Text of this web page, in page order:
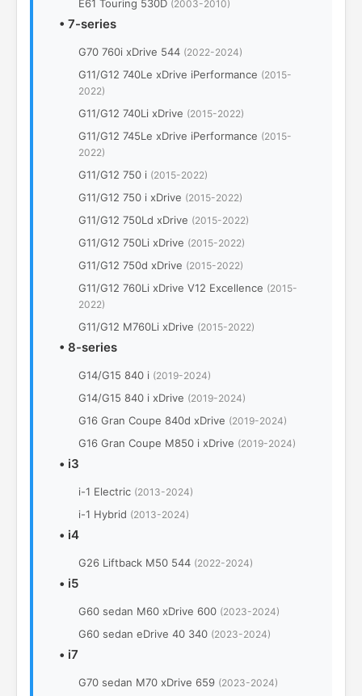
E61 Touring 530D (2003-2010)
• 7-series
G70 760i xDrive 544 (2022-2024)
G11/G12 740Le xDrive iPerformance (2015-
2022)
G11/G12 740Li xDrive (2015-2022)
G11/G12 745Le xDrive iPerformance (2015-
2022)
G11/G12 750 i (2015-2022)
G11/G12 750 i xDrive (2015-2022)
G11/G12 750Ld xDrive (2015-2022)
G11/G12 750Li xDrive (2015-2022)
G11/G12 750d xDrive (2015-2022)
G11/G12 760Li xDrive V12 Excellence (2015-
2022)
G11/G12 M760Li xDrive (2015-2022)
• 8-series
G14/G15 840 i (2019-2024)
G14/G15 840 i xDrive (2019-2024)
G16 Gran Coupe 840d xDrive (2019-2024)
G16 Gran Coupe M850 i xDrive (2019-2024)
• i3
i-1 Electric (2013-2024)
i-1 Hybrid (2013-2024)
• i4
G26 Liftback M50 544 (2022-2024)
• i5
G60 sedan M60 xDrive 600 (2023-2024)
G60 sedan eDrive 40 340 (2023-2024)
• i7
G70 sedan M70 xDrive 659 (2023-2024)